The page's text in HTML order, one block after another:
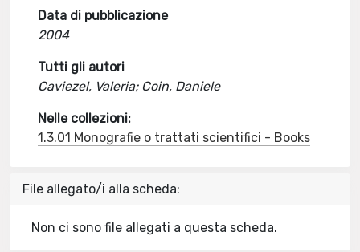
Data di pubblicazione
2004
Tutti gli autori
Caviezel, Valeria; Coin, Daniele
Nelle collezioni:
1.3.01 Monografie o trattati scientifici - Books
File allegato/i alla scheda:
Non ci sono file allegati a questa scheda.